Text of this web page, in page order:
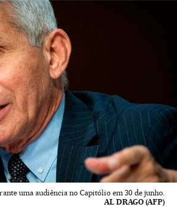
uma audiência no Capitólio em 30 de junho.
AL DRAGO (AFP)